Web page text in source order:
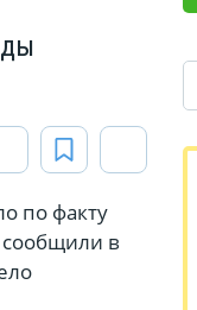
по факту
в